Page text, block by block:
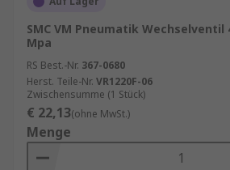
Ventile werden durch
Betätigen eines Hebels,
Elektrisch betätigte Ventile
werden durch elektrische
die von einem Steuergerät
(Speicherprogrammierbare
SMC VM Pneumatik Wechselventil
Mpa
RS Best.-Nr. 367-0680
Herst. Teile-Nr. VR1220F-06
Zwischensumme (1 Stück)
€ 22,13(ohne MwSt.)
Menge